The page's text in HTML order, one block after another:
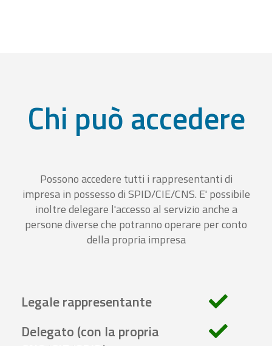
Chi può accedere
Possono accedere tutti i rappresentanti di
impresa in possesso di SPID/CIE/CNS. E' possibile
inoltre delegare l'accesso al servizio anche a
persone diverse che potranno operare per conto
della propria impresa
Legale rappresentante
Delegato (con la propria